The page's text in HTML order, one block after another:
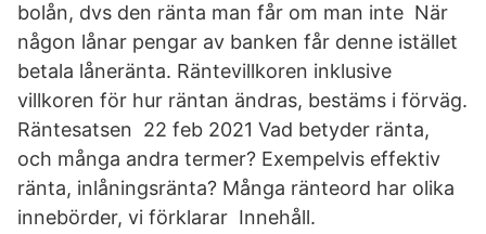
bolån, dvs den ränta man får om man inte När
någon lånar pengar av banken får denne istället
betala låneränta. Räntevillkoren inklusive
villkoren för hur räntan ändras, bestäms i förväg.
Räntesatsen 22 feb 2021 Vad betyder ränta,
och många andra termer? Exempelvis effektiv
ränta, inlåningsränta? Många ränteord har olika
innebörder, vi förklarar Innehåll.